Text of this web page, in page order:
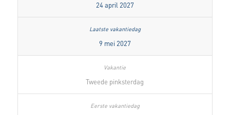
24 april 2027
9 mei 2027
Tweede pinksterdag